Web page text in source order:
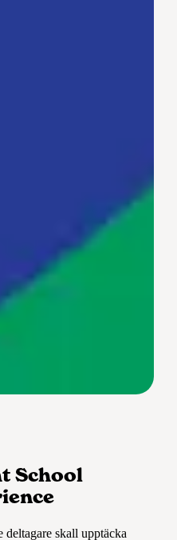
School
deltagare skall upptäcka